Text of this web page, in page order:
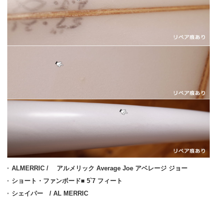
ALMERRIC / アルメリック Average Joe アベレージ ジョー
ショート・ファンボード■ 5`7 フィート
シェイパー / AL MERRIC